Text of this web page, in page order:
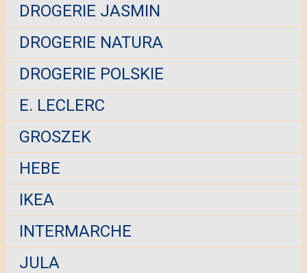
DROGERIE JASMIN
DROGERIE NATURA
DROGERIE POLSKIE
E. LECLERC
GROSZEK
HEBE
IKEA
INTERMARCHE
JULA